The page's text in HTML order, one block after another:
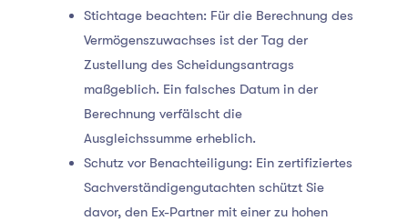
Stichtage beachten: Für die Berechnung des
Vermögenszuwachses ist der Tag der
Zustellung des Scheidungsantrags
maßgeblich. Ein falsches Datum in der
Berechnung verfälscht die
Ausgleichssumme erheblich.
Schutz vor Benachteiligung: Ein zertifiziertes
Sachverständigengutachten schützt Sie
davor, den Ex-Partner mit einer zu hohen